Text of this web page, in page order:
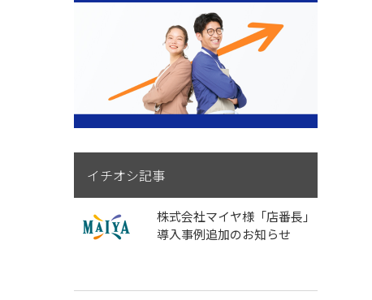
イチオシ記事
株式会社マイヤ様「店番長」
導入事例追加のお知らせ